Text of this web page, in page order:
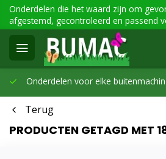
Onderdelen die het waard zijn om
afgestemd, gecontroleerd en passend
Onderdelen voor elke
Terug
PRODUCTEN GETAGD MET